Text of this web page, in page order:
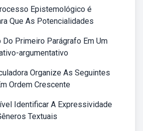
Epistemológico é
Que As Potencialidades
Do Primeiro Parágrafo Em Um
argumentativo
Organize As Seguintes
Ordem Crescente
Identificar A Expressividade
Textuais